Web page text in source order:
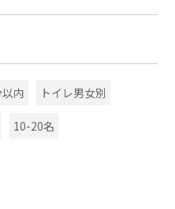
内 トイレ男女別
10-20名